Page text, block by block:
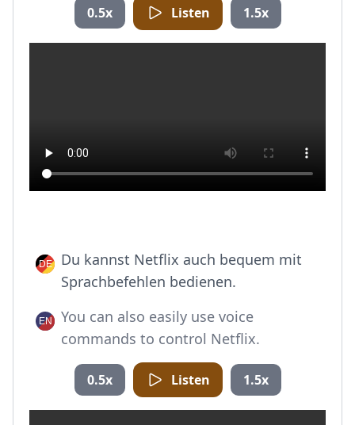
0.5x Listen 1.5x
Du kannst Netflix auch bequem mit
Sprachbefehlen bedienen.
You can also easily use voice
commands to control Netflix.
0.5x Listen 1.5x